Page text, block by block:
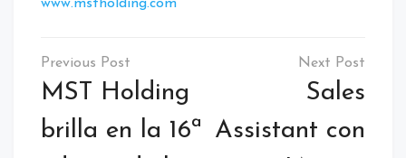
www.mstholding.com
MST Holding
brilla en la 16ª
Sales
Assistant con